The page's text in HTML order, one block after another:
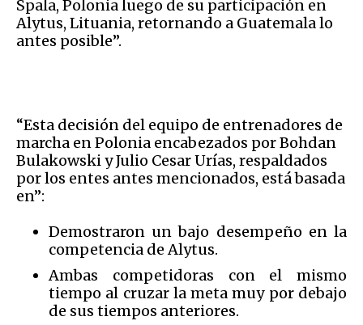
Spala, Polonia luego de su participación en
Alytus, Lituania, retornando a Guatemala lo
antes posible”.
“Esta decisión del equipo de entrenadores de
marcha en Polonia encabezados por Bohdan
Bulakowski y Julio Cesar Urías, respaldados
por los entes antes mencionados, está basada
en”:
Demostraron un bajo desempeño en la
competencia de Alytus.
Ambas competidoras con el mismo
tiempo al cruzar la meta muy por debajo
de sus tiempos anteriores.